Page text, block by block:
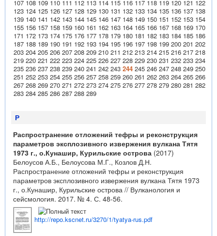
107 108 109 110 111 112 113 114 115 116 117 118 119 120 121 122
123 124 125 126 127 128 129 130 131 132 133 134 135 136 137 138
139 140 141 142 143 144 145 146 147 148 149 150 151 152 153 154
155 156 157 158 159 160 161 162 163 164 165 166 167 168 169 170
171 172 173 174 175 176 177 178 179 180 181 182 183 184 185 186
187 188 189 190 191 192 193 194 195 196 197 198 199 200 201 202
203 204 205 206 207 208 209 210 211 212 213 214 215 216 217 218
219 220 221 222 223 224 225 226 227 228 229 230 231 232 233 234
235 236 237 238 239 240 241 242 243 244 245 246 247 248 249 250
251 252 253 254 255 256 257 258 259 260 261 262 263 264 265 266
267 268 269 270 271 272 273 274 275 276 277 278 279 280 281 282
283 284 285 286 287 288 289
Р
Распространение отложений тефры и реконструкция
параметров эксплозивного извержения вулкана Тятя
1973 г., о.Кунашир, Курильские острова (2017)
Белоусов А.Б., Белоусова М.Г., Козлов Д.Н.
Распространение отложений тефры и реконструкция
параметров эксплозивного извержения вулкана Тятя 1973
г., о.Кунашир, Курильские острова // Вулканология и
сейсмология. 2017. № 4. С. 48-56.
http://repo.kscnet.ru/3270/1/tyatya-rus.pdf